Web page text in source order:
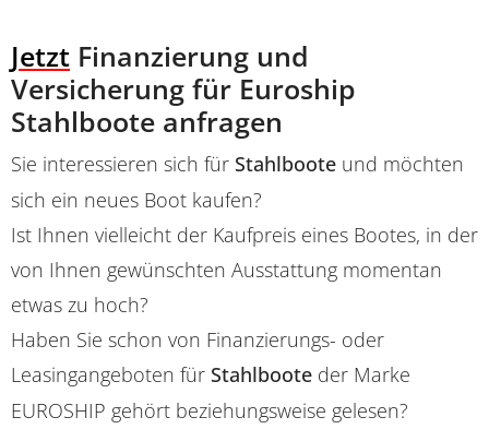
Jetzt Finanzierung und
Versicherung für Euroship
Stahlboote anfragen
Sie interessieren sich für Stahlboote und möchten
sich ein neues Boot kaufen?
Ist Ihnen vielleicht der Kaufpreis eines Bootes, in der
von Ihnen gewünschten Ausstattung momentan
etwas zu hoch?
Haben Sie schon von Finanzierungs- oder
Leasingangeboten für Stahlboote der Marke
EUROSHIP gehört beziehungsweise gelesen?